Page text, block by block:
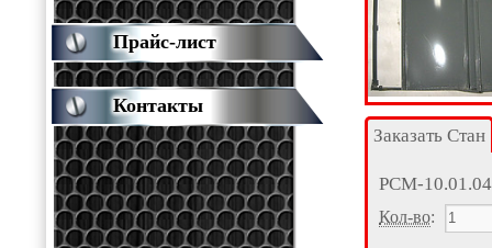
Заказать Стан
РСМ-
Кол-во:
Прайс-лист
Контакты